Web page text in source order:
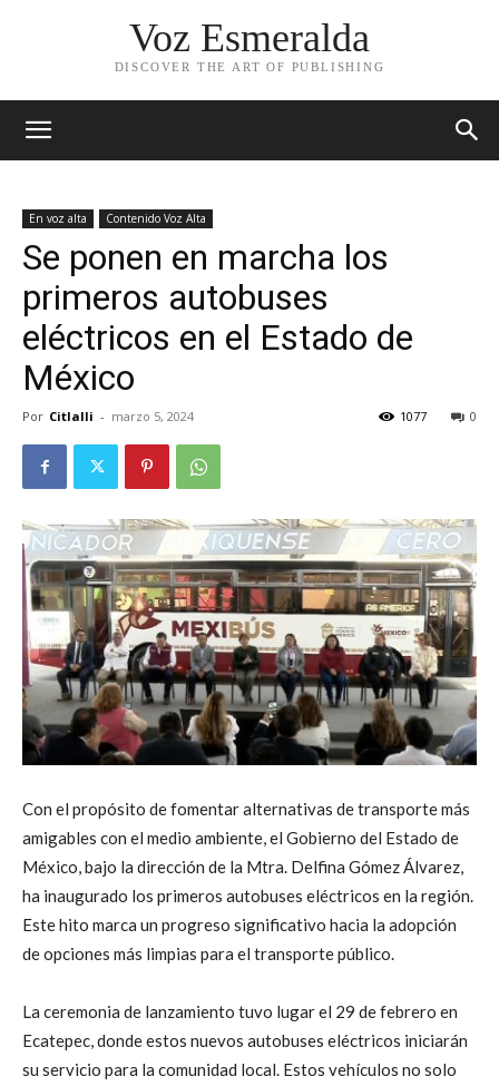
Voz Esmeralda
DISCOVER THE ART OF PUBLISHING
En voz alta Contenido Voz Alta
Se ponen en marcha los
primeros autobuses
eléctricos en el Estado de
México
Por Citlalli - marzo 5, 2024 0
1077
Con el propósito de fomentar alternativas de transporte más
amigables con el medio ambiente, el Gobierno del Estado de
México, bajo la dirección de la Mtra. Delfina Gómez Álvarez,
ha inaugurado los primeros autobuses eléctricos en la región.
Este hito marca un progreso significativo hacia la adopción
de opciones más limpias para el transporte público.
La ceremonia de lanzamiento tuvo lugar el 29 de febrero en
Ecatepec, donde estos nuevos autobuses eléctricos iniciarán
su servicio para la comunidad local. Estos vehículos no solo